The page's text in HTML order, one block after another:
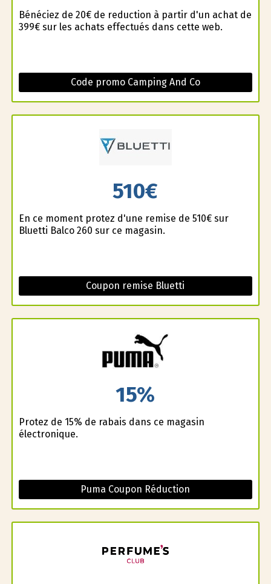
Bénéficiez de 20€ de reduction à partir d'un achat de
399€ sur les achats effectués dans cette web.
Code promo Camping And Co
510€
En ce moment profitez d'une remise de 510€ sur
Bluetti Balco 260 sur ce magasin.
Coupon remise Bluetti
15%
Profitez de 15% de rabais dans ce magasin
électronique.
Puma Coupon Réduction